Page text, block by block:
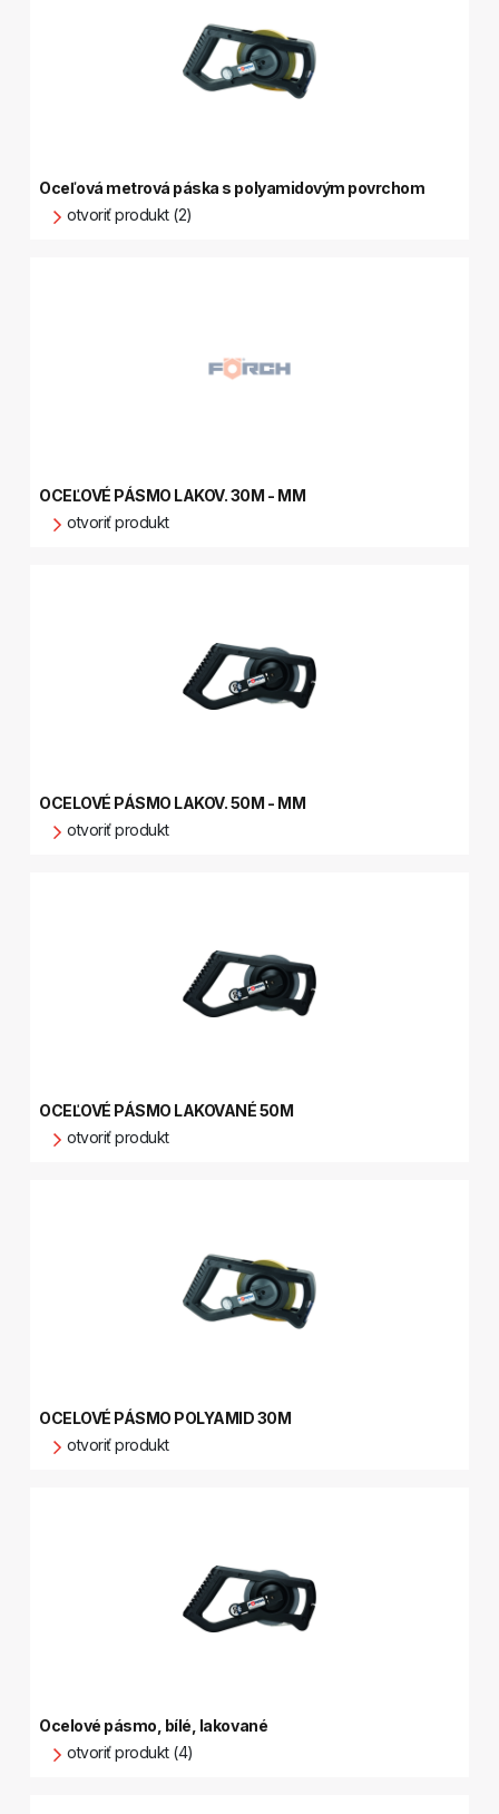
Oceľová metrová páska s polyamidovým povrchom
otvoriť produkt (2)
OCEĽOVÉ PÁSMO LAKOV. 30M - MM
otvoriť produkt
OCELOVÉ PÁSMO LAKOV. 50M - MM
otvoriť produkt
OCEĽOVÉ PÁSMO LAKOVANÉ 50M
otvoriť produkt
OCELOVÉ PÁSMO POLYAMID 30M
otvoriť produkt
Ocelové pásmo, bílé, lakované
otvoriť produkt (4)